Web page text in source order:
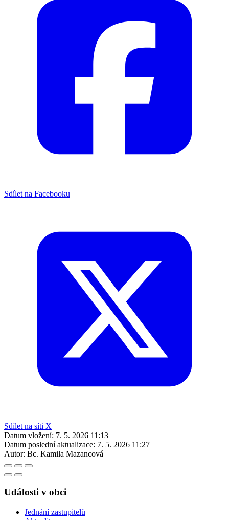
Sdílet na Facebooku
Sdílet na síti X
Datum vložení: 7. 5. 2026 11:13
Datum poslední aktualizace: 7. 5. 2026 11:27
Autor: Bc. Kamila Mazancová
Události v obci
Jednání zastupitelů